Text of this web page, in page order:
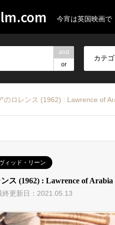
今宵は英国映画で
and
or
のロレンス (1962) : Lawrence of
ィッド・リーン
ス (1962) : Lawrence of Arabia
終更新日：2021.05.13